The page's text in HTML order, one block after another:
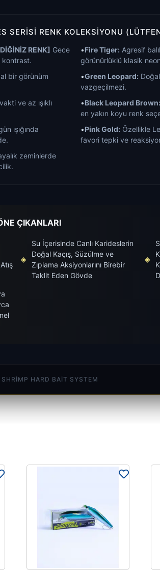
SERISI RENK KOLEKSIYONU
RENK] Gece
kontrast.
•Fire Tiger: Agresif
görünürlüklü klasik
bir görünüm
•Green Leopard:
vazgeçilmezi.
ve az ışıklı
•Black Leopard Brown:
en yakın koyu renk
ışığında
•Pink Gold: Özellikle
favori tepki ve
zeminlerde
ÇIKANLARI
◈
Su İçerisinde Canlı Karideslerin
Doğal Kaçış, Süzülme ve
Zıplama Aksiyonlarını Birebir
Taklit Eden Gövde
◈
HARD BAIT SYSTEM